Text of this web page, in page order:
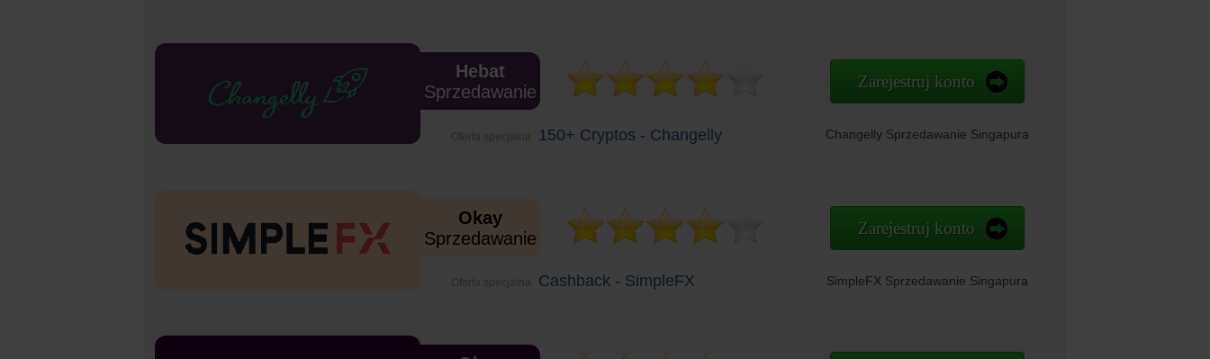
Hebat
Sprzedawanie
Zarejestruj konto
Changelly Sprzedawanie Singapura
150+ Cryptos - Changelly
Okay
Sprzedawanie
Zarejestruj konto
SimpleFX Sprzedawanie Singapura
Cashback - SimpleFX